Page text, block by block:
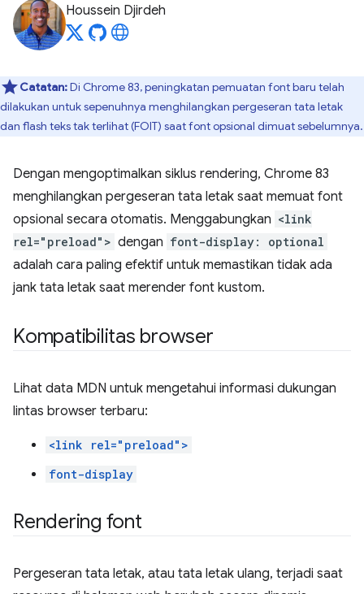
Houssein Djirdeh
Catatan:Di Chrome 83, peningkatan pemuatan font baru telah
dilakukan untuk sepenuhnya menghilangkan pergeseran tata letak
dan flash teks tak terlihat (FOIT) saat font opsional dimuat sebelumnya.
Dengan mengoptimalkan siklus rendering, Chrome 83
menghilangkan pergeseran tata letak saat memuat font
opsional secara otomatis. Menggabungkan <link
rel="preload"> dengan font-display: optional
adalah cara paling efektif untuk memastikan tidak ada
jank tata letak saat merender font kustom.
Kompatibilitas browser
Lihat data MDN untuk mengetahui informasi dukungan
lintas browser terbaru:
<link rel="preload">
font-display
Rendering font
Pergeseran tata letak, atau tata letak ulang, terjadi saat